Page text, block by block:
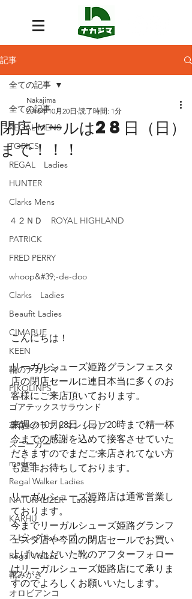
記事
全ての記事
REGAL MENS
TOPICS
REGAL Ladies
HUNTER
Clarks Mens
４２ＮＤ ROYAL HIGHLAND
PATRICK
FRED PERRY
whoop&#39;-de-doo
Clarks Ladies
Beaufit Ladies
CIMABUE
KEEN
靴のナカジマ
PIKOLINPS
ゴアテックスサラウンド
革育×クラフトマンシップ
スニーカー
madras
Regal Walker Ladies
NATURALIZER Ladies
KARHU
スピングルムーブ
Regal Walker
靴みがき
オロビアンコ
全ての記事
閉店セールは28日（日）
まで！！！
Nakajima
2018年10月20日 読了時間: 1分
こんにちは！
リーガルシューズ姫路グランフェスタ
店の閉店セールに連日本当に多くのお
客様にご来店頂いております。
来週の10月28日（日）20時まで精一杯
今までの感謝を込めて接客させていた
だきますのでまだご来店されてない方
も是非お待ちしております。
リーガルシューズ姫路店は通常営業し
ております。
今までリーガルシューズ姫路グランフ
ェスタ店や今回の閉店セールでお買い
上げいただいた靴のアフターフォロー
はリーガルシューズ姫路店にて承りま
すのでよろしくお願いいたします。